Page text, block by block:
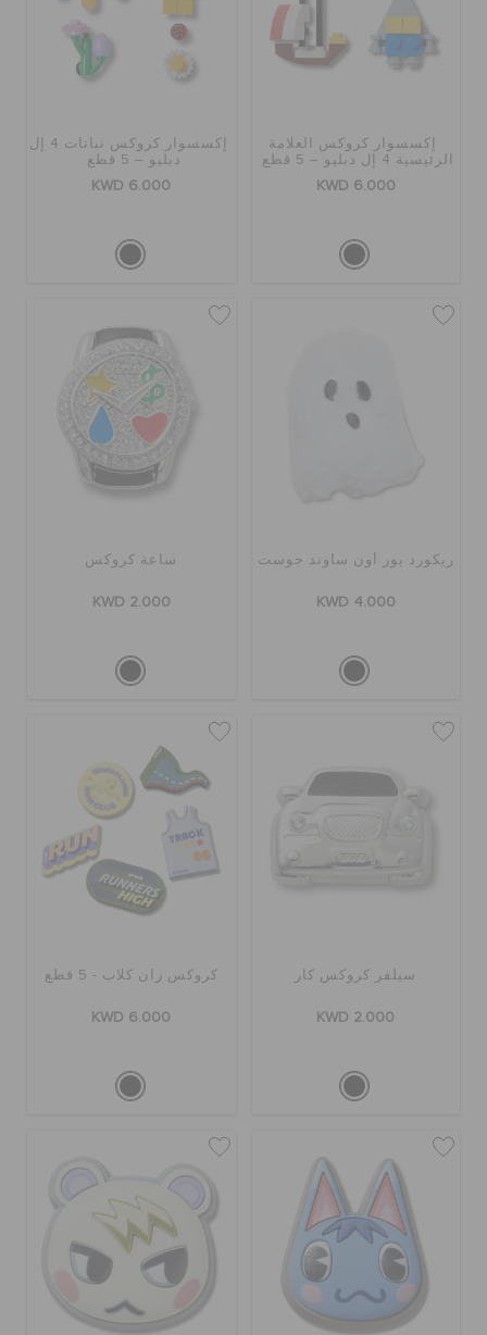
إكسسوار كروكس العلامة
الرئيسية 4 إل دبليو – 5 قطع
KWD 6.000
إكسسوار كروكس نباتات 4 إل
دبليو – 5 قطع
KWD 6.000
ريكورد يور أون ساوند جوست
KWD 4.000
ساعة كروكس
KWD 2.000
سيلفر كروكس كار
KWD 2.000
كروكس ران كلاب - 5 قطع
KWD 6.000